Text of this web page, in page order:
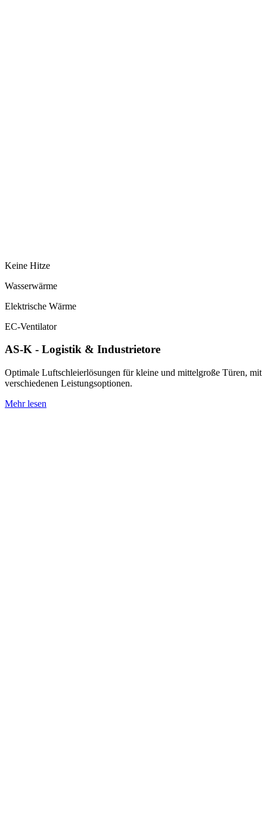
Keine Hitze
Wasserwärme
Elektrische Wärme
EC-Ventilator
AS-K - Logistik & Industrietore
Optimale Luftschleierlösungen für kleine und mittelgroße Türen, mit
verschiedenen Leistungsoptionen.
Mehr lesen